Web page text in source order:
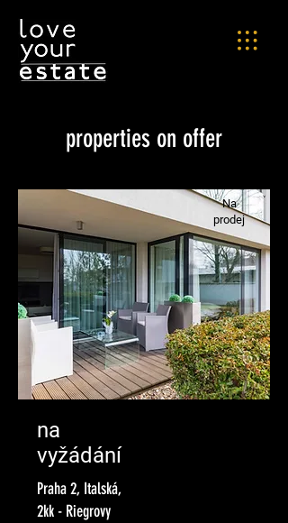
properties on offer
Na
prodej
na
vyžádání
Praha 2, Italská,
2kk - Riegrovy